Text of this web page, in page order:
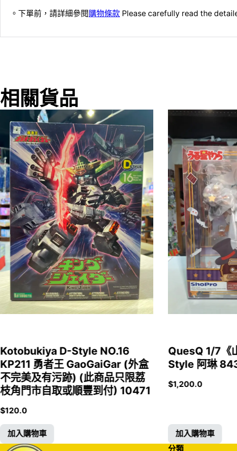
。下單前，請詳細參閱購物條款 Please carefully read the
相關貨品
Kotobukiya D-Style NO.16
KP211 勇者王 GaoGaiGar (外盒
不完美及有污跡) (此商品只限荔
枝角門市自取或順豐到付) 10471
$120.0
加入購物車
QuesQ 1/7《
Style 阿琳
$1,200.0
加入購物車
分類